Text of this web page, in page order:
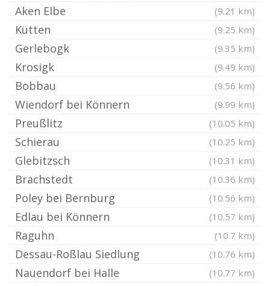
Aken Elbe (9.21 km)
Kütten (9.25 km)
Gerlebogk (9.35 km)
Krosigk (9.49 km)
Bobbau (9.56 km)
Wiendorf bei Könnern (9.99 km)
Preußlitz (10.05 km)
Schierau (10.25 km)
Glebitzsch (10.31 km)
Brachstedt (10.36 km)
Poley bei Bernburg (10.56 km)
Edlau bei Könnern (10.57 km)
Raguhn (10.7 km)
Dessau-Roßlau Siedlung (10.76 km)
Nauendorf bei Halle (10.77 km)